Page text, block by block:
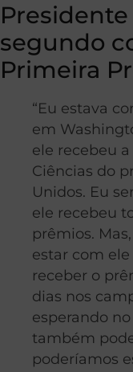
segundo
Primeira
“Eu estava
em
ele recebeu
Ciências do
Unidos. Eu
ele recebeu
prêmios.
estar com
receber o
dias nos
esperando
também
poderíamos